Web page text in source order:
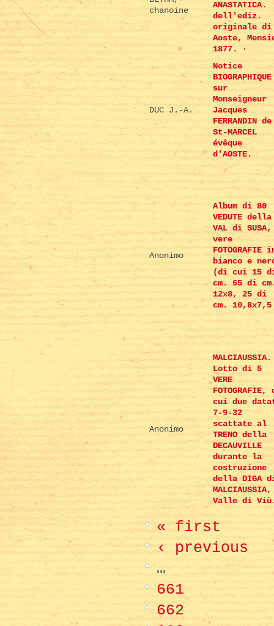
chanoine
ANASTATICA.
dell'ediz.
originale di
Aoste,
1877. ·
DUC J.-A.
Notice
BIOGRAPHIQUE
sur
Monseigneur
Jacques
FERRANDIN de
St-MARCEL
évêque
d'AOSTE.
Anonimo
Album di 80
VEDUTE della
VAL di SUSA,
vere
FOTOGRAFIE
bianco e
(di cui 15
cm. 65 di
12x8, 25 di
cm. 10,8x7,5
Anonimo
MALCIAUSSIA.
Lotto di 5
VERE
FOTOGRAFIE,
cui due
7-9-32
scattate al
TRENO della
DECAUVILLE
durante la
costruzione
della DIGA
MALCIAUSSIA,
Valle di
« first
‹ previous
…
661
662